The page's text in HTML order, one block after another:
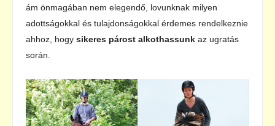
ám önmagában nem elegendő, lovunknak milyen
adottságokkal és tulajdonságokkal érdemes rendelkeznie
ahhoz, hogy sikeres párost alkothassunk az ugratás
során.